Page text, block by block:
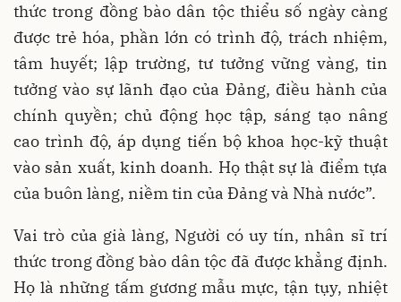
thức trong đồng bào dân tộc thiểu số ngày càng
được trẻ hóa, phần lớn có trình độ, trách nhiệm,
tâm huyết; lập trường, tư tưởng vững vàng, tin
tưởng vào sự lãnh đạo của Đảng, điều hành của
chính quyền; chủ động học tập, sáng tạo nâng
cao trình độ, áp dụng tiến bộ khoa học-kỹ thuật
vào sản xuất, kinh doanh. Họ thật sự là điểm tựa
của buôn làng, niềm tin của Đảng và Nhà nước”.
Vai trò của già làng, Người có uy tín, nhân sĩ trí
thức trong đồng bào dân tộc đã được khẳng định.
Họ là những tấm gương mẫu mực, tận tụy, nhiệt